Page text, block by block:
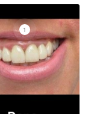
1